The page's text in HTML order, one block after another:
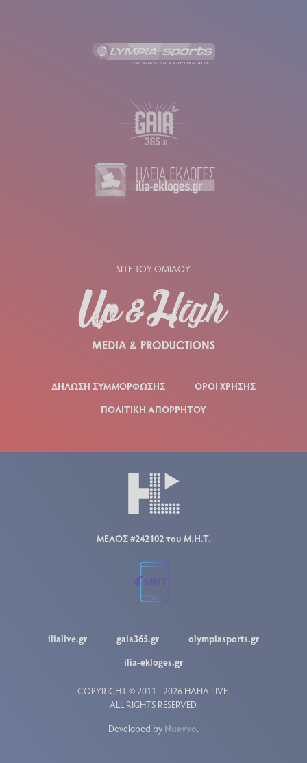
SITE ΤΟΥ ΟΜΙΛΟΥ
ΔΗΛΩΣΗ ΣΥΜΜΟΡΦΩΣΗΣ
ΟΡΟΙ ΧΡΗΣΗΣ
ΠΟΛΙΤΙΚΗ ΑΠΟΡΡΗΤΟΥ
ΜΕΛΟΣ #242102 του Μ.Η.Τ.
ilialive.gr gaia365.gr
olympiasports.gr
ilia-ekloges.gr
COPYRIGHT © 2011 - 2026 ΗΛΕΙΑ LIVE.
ALL RIGHTS RESERVED.
Developed by Nuevvo.